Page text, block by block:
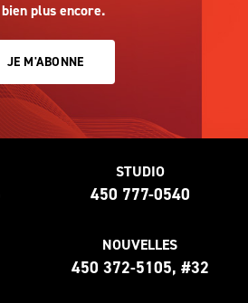
plus encore.
JE M'ABONNE
STUDIO
450 777-0540
NOUVELLES
450 372-5105, #32